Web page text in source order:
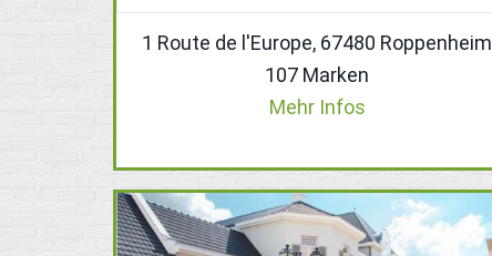
1 Route de l'Europe, 67480 Roppenheim
107 Marken
Mehr Infos